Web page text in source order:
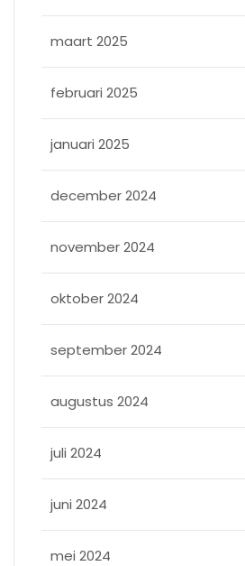
maart 2025
februari 2025
januari 2025
december 2024
november 2024
oktober 2024
september 2024
augustus 2024
juli 2024
juni 2024
mei 2024